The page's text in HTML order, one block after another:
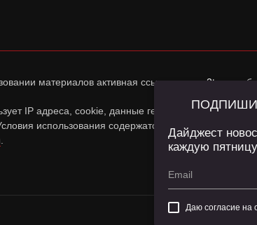
материалов активная ссылка наapp2top.ru
IP адреса, cookie, данные геолокации
использования содержатся в
Политике
Дайджест
каждую
Даю согласие на